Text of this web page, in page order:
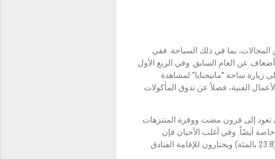
المجالات، بما في ذلك السياحة. ففي
أي أكثر بثمانية أضعاف عن العام السابق. وفي الربع الأول
إلى زيارة ساحة "مانيجنايا" لمشاهدة
الفنية، فضلاً عن تذوق المأكولات
تعود إلى قرون مضت ووفرة المتنزهات
أيضًاً. وفي أغلب الأحيان فإن
المسافرين يحضرون من دولة الإمارات إلى العاصمة بمفردهم (34.2 بالمئة) أو أزواجاً (23.8 بالمئة) ويختارون للإقامة الفنادق